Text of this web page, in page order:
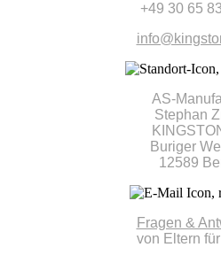
+49 30 65
AS-
Stephan
Buriger
12589
Fragen &
von Eltern